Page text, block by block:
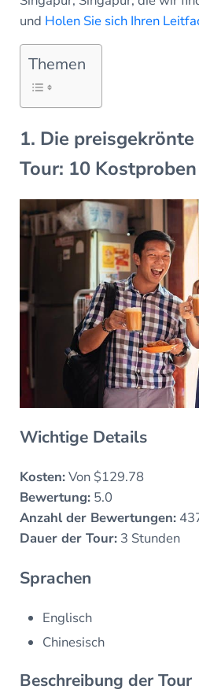
und Holen Sie sich Ihren
Themen
1. Die preisgekrönte
Tour: 10
Wichtige Details
Kosten:Von $129.78
Bewertung:5.0
Anzahl der Bewertungen:
Dauer der Tour:3 Stunden
Sprachen
Englisch
Chinesisch
Beschreibung der Tour